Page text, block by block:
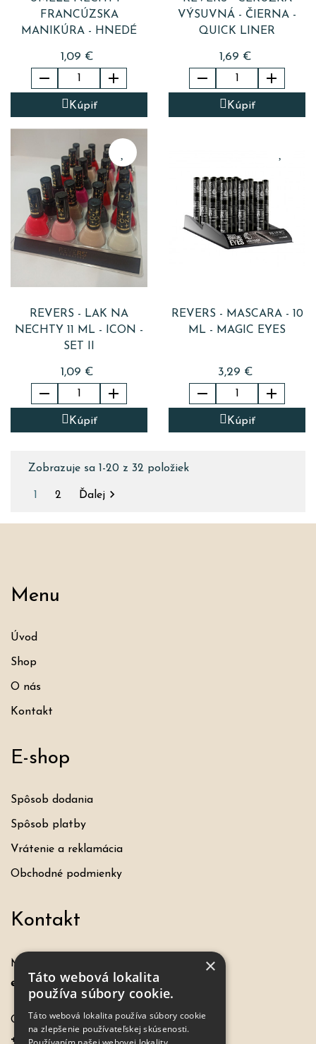
FRANCÚZSKA
MANIKÚRA - HNEDÉ
1,09 €
 
Kúpiť
VÝSUVNÁ - ČIERNA -
QUICK LINER
1,69 €
 
Kúpiť
REVERS - LAK NA
NECHTY 11 ML - ICON -
SET II
1,09 €
 
Kúpiť
REVERS - MASCARA - 10
ML - MAGIC EYES
3,29 €
 
Kúpiť
Zobrazuje sa 1-20 z 32 položiek
1 2 Ďalej 
Menu
Úvod
Shop
O nás
Kontakt
E-shop
Spôsob dodania
Spôsob platby
Vrátenie a reklamácia
Obchodné podmienky
Kontakt
Máte otázku, požiadavku?
eshop@hochel.sk
Objednávky:
+421 917 649 198
×
Táto webová lokalita
používa súbory cookie.
Táto webová lokalita používa súbory cookie
na zlepšenie používateľskej skúsenosti.